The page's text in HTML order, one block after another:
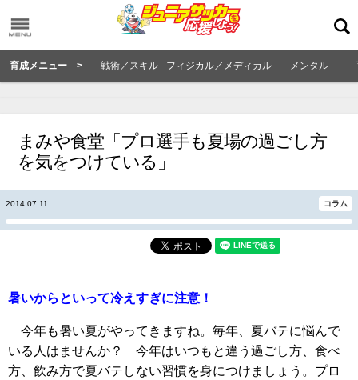
育成メニュー > 戦術／スキル フィジカル／メディカル メンタル
まみや食堂「プロ選手も夏場の過ごし方
を気をつけている」
2014.07.11 コラム
暑いからといって冷えすぎに注意！
今年も暑い夏がやってきますね。毎年、夏バテに悩んで
いる人はませんか？ 今年はいつもと違う過ごし方、食べ
方、飲み方で夏バテしない習慣を身につけましょう。プロ